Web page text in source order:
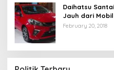
Daihatsu
Jauh dari Mobil
February 20, 2018